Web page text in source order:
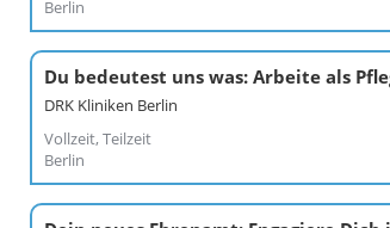
Berlin
DRK Kliniken Berlin
Vollzeit, Teilzeit
Berlin